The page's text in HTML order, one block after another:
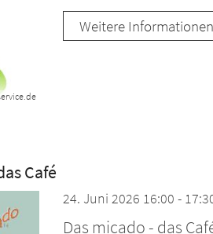
Weitere Informationen
Café
24. Juni 2026 16:00 -
Das micado - das